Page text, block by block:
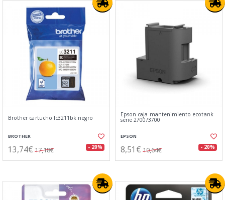
Brother cartucho lc3211bk negro
BROTHER
13,74€ 17,18€ - 20%
Epson caja mantenimiento ecotank
serie 2700/3700
EPSON
8,51€ 10,64€ - 20%